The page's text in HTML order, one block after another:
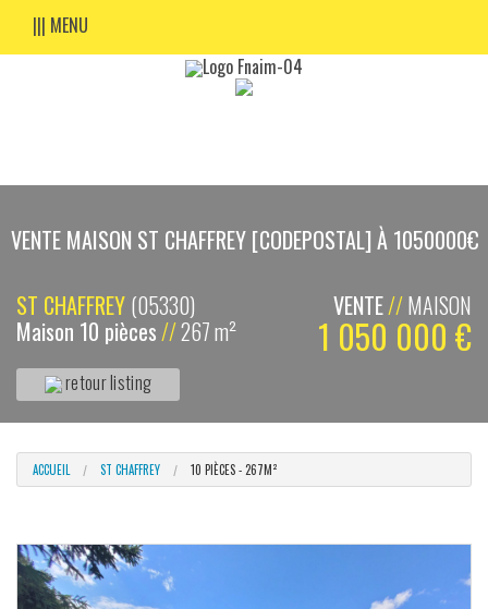
||| MENU
VENTE MAISON ST CHAFFREY [CODEPOSTAL] À 1050000€
ST CHAFFREY (05330) VENTE//MAISON
Maison 10 pièces//267 m² 1 050 000 €
retour listing
ACCUEIL ST CHAFFREY 10 PIÈCES - 267M²